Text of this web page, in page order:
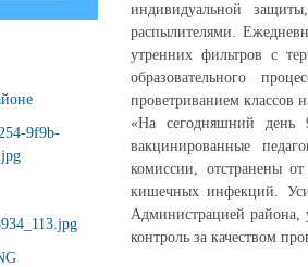
индивидуальной
распылителями.
утренних фильтров с
образовательного
проветриванием классов
«На сегодняшний день
вакцинированные
комиссии, отстранены
кишечных инфекций.
Администрацией района,
контроль за качеством